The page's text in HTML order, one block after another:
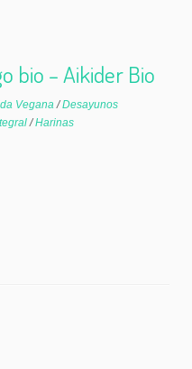
bio – Aikider Bio
Vegana/Desayunos
/Harinas